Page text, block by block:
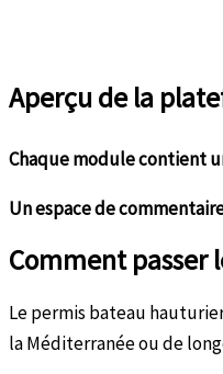
Aperçu de la
Chaque module contient
Un espace de
Comment passer
Le permis bateau
la Méditerranée ou de